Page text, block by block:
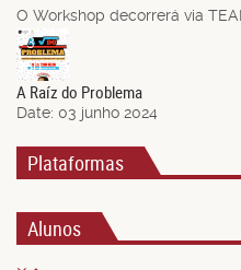
O Workshop decorrerá via
03
Jun.
A Raíz do Problema
Date: 03 junho 2024
Plataformas
Alunos